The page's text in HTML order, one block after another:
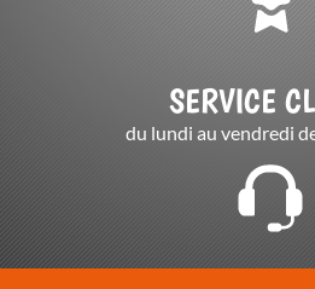
SERVICE
du lundi au vendredi